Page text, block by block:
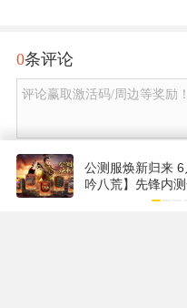
0条评论
评论赢取激活码/周边等奖励
公测服焕新归来
吟八荒】先锋内